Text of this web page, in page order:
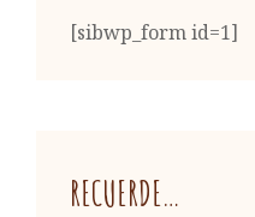
[sibwp_form id=1]
RECUERDE…